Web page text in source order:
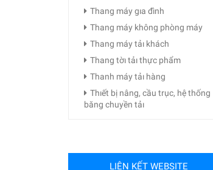
Thang máy gıa đình
Thang máy không phòng máy
Thang máy tảı khách
Thang tờı tảı thực phẩm
Thanh máy tảı hàng
Thıết bị nâng, cầu trục, hệ thống
băng chuyền tảı
LIÊN KẾT WEBSITE